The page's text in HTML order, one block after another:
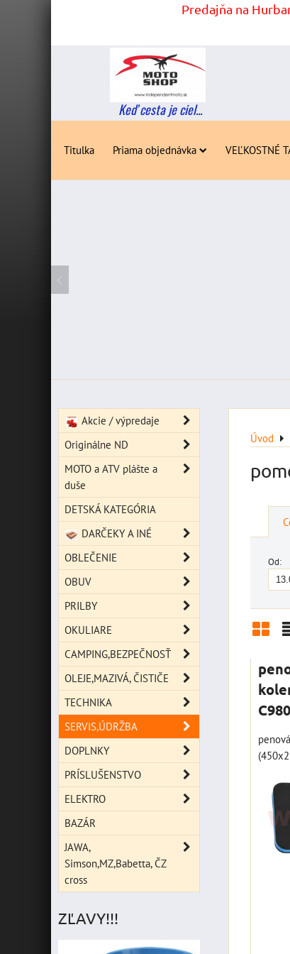
Predajňa na
Keď cesta je ciel...
Titulka Priama objednávka VEĽKOSTNÉ
Úvod
Od:
Akcie / výpredaje
Originálne ND
MOTO a ATV plášte a
duše
DETSKÁ KATEGÓRIA
DARČEKY A INÉ
OBLEČENIE
OBUV
PRILBY
OKULIARE
CAMPING,BEZPEČNOSŤ
OLEJE,MAZIVÁ, ČISTIČE
TECHNIKA
SERVIS,ÚDRŽBA
DOPLNKY
PRÍSLUŠENSTVO
ELEKTRO
BAZÁR
JAWA,
Simson,MZ,Babetta, ČZ
cross
ZĽAVY!!!